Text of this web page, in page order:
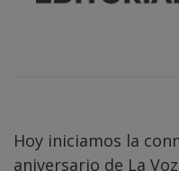
Hoy iniciamos la
aniversario de La